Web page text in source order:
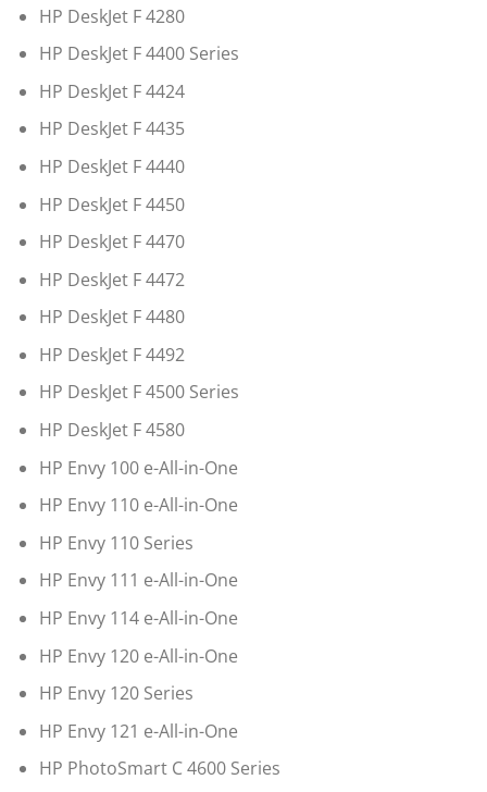
HP DeskJet F 4280
HP DeskJet F 4400 Series
HP DeskJet F 4424
HP DeskJet F 4435
HP DeskJet F 4440
HP DeskJet F 4450
HP DeskJet F 4470
HP DeskJet F 4472
HP DeskJet F 4480
HP DeskJet F 4492
HP DeskJet F 4500 Series
HP DeskJet F 4580
HP Envy 100 e-All-in-One
HP Envy 110 e-All-in-One
HP Envy 110 Series
HP Envy 111 e-All-in-One
HP Envy 114 e-All-in-One
HP Envy 120 e-All-in-One
HP Envy 120 Series
HP Envy 121 e-All-in-One
HP PhotoSmart C 4600 Series